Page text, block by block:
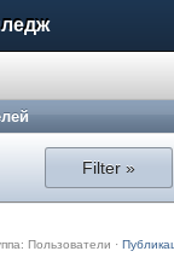
Filter »
Пользователи ·